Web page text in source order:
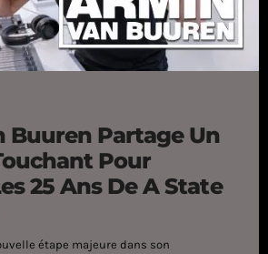
Buuren Partage Un
Pour
25 Ans De A State
étape majeure dans son